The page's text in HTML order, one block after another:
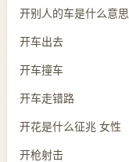
开别人的车是什么意思
开车出去
开车撞车
开车走错路
开花是什么征兆 女性
开枪射击